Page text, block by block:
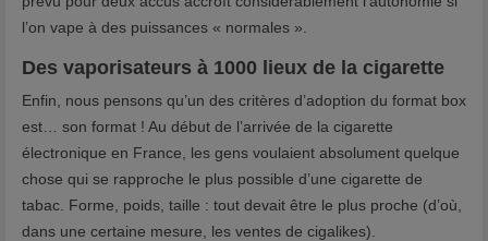
l’on vape à des puissances « normales ».
Des vaporisateurs à 1000 lieux de la cigarette
Enfin, nous pensons qu’un des critères d’adoption du format box
est… son format ! Au début de l’arrivée de la cigarette
électronique en France, les gens voulaient absolument quelque
chose qui se rapproche le plus possible d’une cigarette de
tabac. Forme, poids, taille : tout devait être le plus proche (d’où,
dans une certaine mesure, les ventes de cigalikes).